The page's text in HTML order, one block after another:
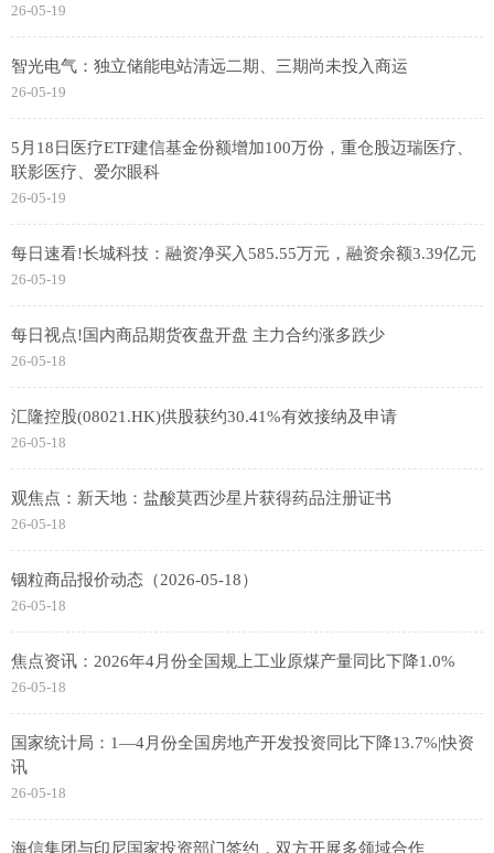
26-05-19
智光电气：独立储能电站清远二期、三期尚未投入商运
26-05-19
5月18日医疗ETF建信基金份额增加100万份，重仓股迈瑞医疗、
联影医疗、爱尔眼科
26-05-19
每日速看!长城科技：融资净买入585.55万元，融资余额3.39亿元
26-05-19
每日视点!国内商品期货夜盘开盘 主力合约涨多跌少
26-05-18
汇隆控股(08021.HK)供股获约30.41%有效接纳及申请
26-05-18
观焦点：新天地：盐酸莫西沙星片获得药品注册证书
26-05-18
铟粒商品报价动态（2026-05-18）
26-05-18
焦点资讯：2026年4月份全国规上工业原煤产量同比下降1.0%
26-05-18
国家统计局：1—4月份全国房地产开发投资同比下降13.7%|快资
讯
26-05-18
海信集团与印尼国家投资部门签约，双方开展多领域合作